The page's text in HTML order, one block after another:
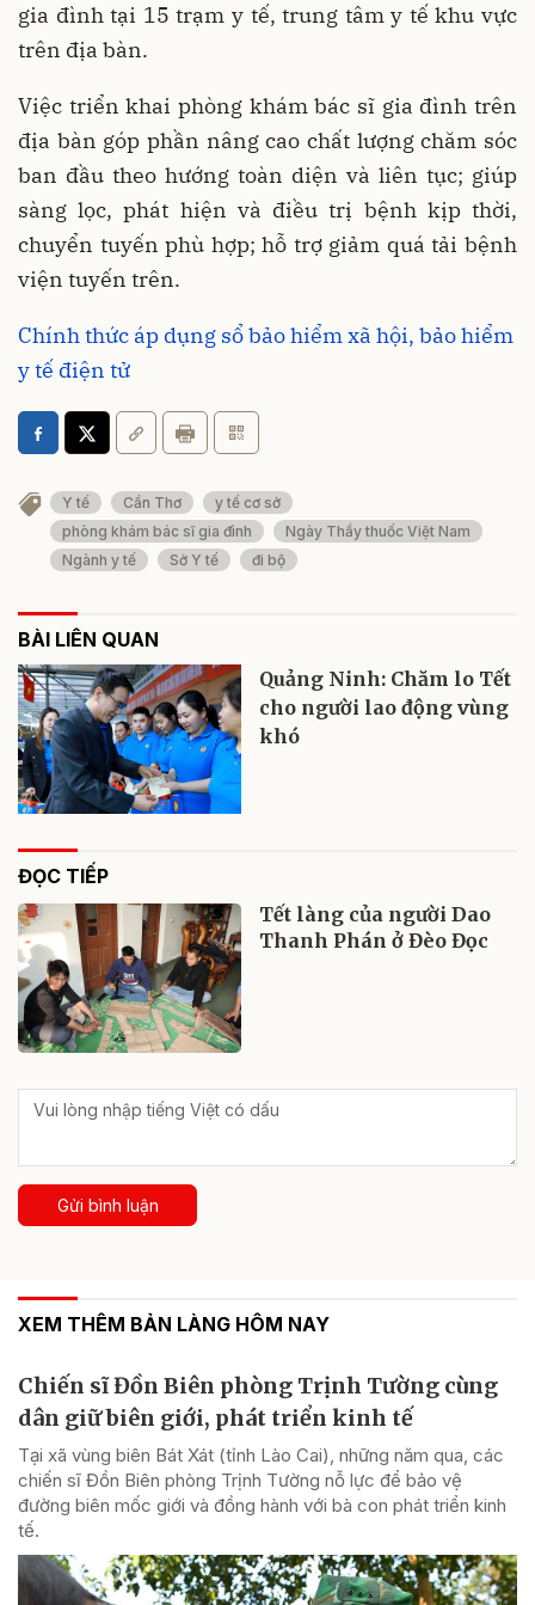
gia đình tại 15 trạm y tế, trung tâm y tế khu vực
trên địa bàn.
Việc triển khai phòng khám bác sĩ gia đình trên
địa bàn góp phần nâng cao chất lượng chăm sóc
ban đầu theo hướng toàn diện và liên tục; giúp
sàng lọc, phát hiện và điều trị bệnh kịp thời,
chuyển tuyến phù hợp; hỗ trợ giảm quá tải bệnh
viện tuyến trên.
Chính thức áp dụng sổ bảo hiểm xã hội, bảo hiểm
y tế điện tử
Y tế Cần Thơ
y tế cơ sở
phòng khám bác sĩ gia đình
Ngày Thầy thuốc Việt Nam
Ngành y tế
Sở Y tế đi bộ
BÀI LIÊN QUAN
Quảng Ninh: Chăm lo Tết
cho người lao động vùng
khó
ĐỌC TIẾP
Tết làng của người Dao
Thanh Phán ở Đèo Đọc
Gửi bình luận
XEM THÊM BẢN LÀNG HÔM NAY
Chiến sĩ Đồn Biên phòng Trịnh Tường cùng
dân giữ biên giới, phát triển kinh tế
Tại xã vùng biên Bát Xát (tỉnh Lào Cai), những năm qua, các
chiến sĩ Đồn Biên phòng Trịnh Tường nỗ lực để bảo vệ
đường biên mốc giới và đồng hành với bà con phát triển kinh
tế.